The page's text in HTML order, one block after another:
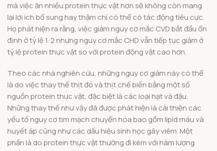
mà việc ăn nhiều protein thực vật hơn sẽ không còn mang
lại lợi ích bổ sung hay thậm chí có thể có tác động tiêu cực.
Họ phát hiện ra rằng, việc giảm nguy cơ mắc CVD bắt đầu ổn
định ở tỷ lệ 1:2 nhưng nguy cơ mắc CHD vẫn tiếp tục giảm ở
tỷ lệ protein thực vật so với protein động vật cao hơn.
Theo các nhà nghiên cứu, những nguy cơ giảm này có thể
là do việc thay thế thịt đỏ và thịt chế biến bằng một số
nguồn protein thực vật, đặc biệt là các loại hạt và đậu.
Những thay thế như vậy đã được phát hiện là cải thiện các
yếu tố nguy cơ tim mạch chuyển hóa bao gồm lipid máu và
huyết áp cũng như các dấu hiệu sinh học gây viêm. Một
phần là do protein thực vật thường đi kèm với hàm lượng